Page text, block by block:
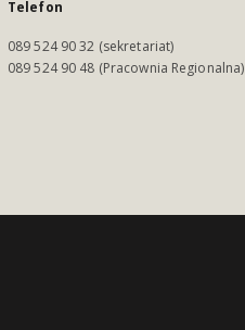
Telefon
089 524 90 32 (sekretariat)
089 524 90 48 (Pracownia Regionalna)